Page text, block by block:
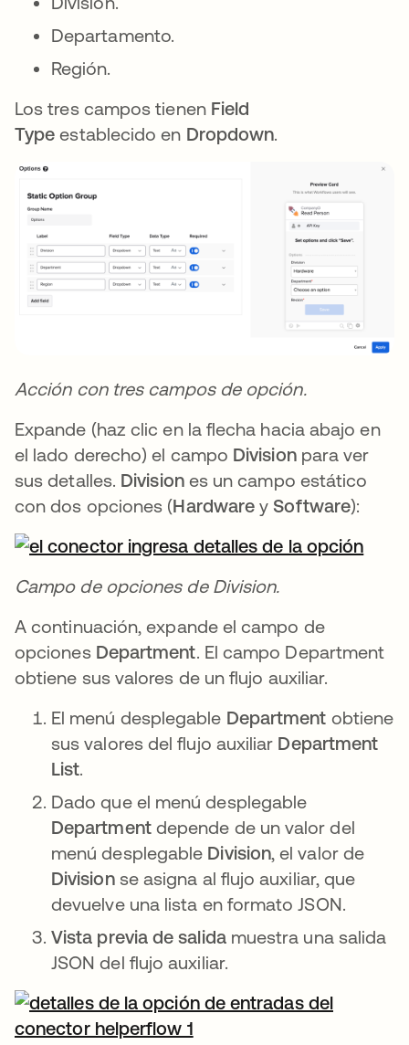
Departamento.
Región.
Los tres campos tienen Field
Type establecido en Dropdown.
Acción con tres campos de opción.
Expande (haz clic en la flecha hacia abajo en
el lado derecho) el campo Divisionpara ver
sus detalles. Divisiones un campo estático
con dos opciones (Hardware y Software):
Campo de opciones de Division.
A continuación, expande el campo de
opciones Department. El campo Department
obtiene sus valores de un flujo auxiliar.
El menú desplegable Department obtiene
sus valores del flujo auxiliar Department
List.
Dado que el menú desplegable
Departmentdepende de un valor del
menú desplegable Division, el valor de
Divisionse asigna al flujo auxiliar, que
devuelve una lista en formato JSON.
Vista previa de salidamuestra una salida
JSON del flujo auxiliar.